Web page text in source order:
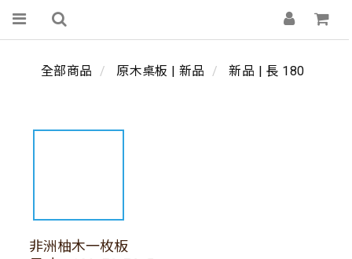
全部商品 原木桌板 | 新品 新品 | 長 180
非洲柚木一枚板